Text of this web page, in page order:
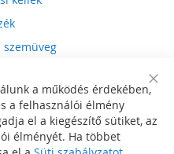
szemüveg
Bar
a működés érdekében,
a felhasználói élmény
el a kiegészítő sütiket, az
élményét. Ha többet